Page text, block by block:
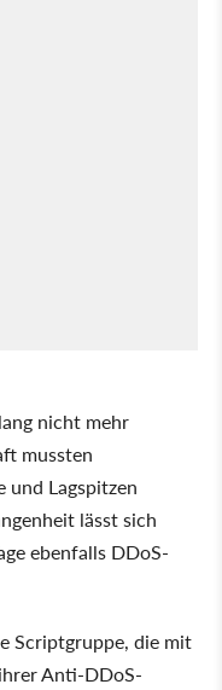
nicht mehr
mussten
und Lagspitzen
lässt sich
ebenfalls DDoS-
Scriptgruppe, die mit
Anti-DDoS-